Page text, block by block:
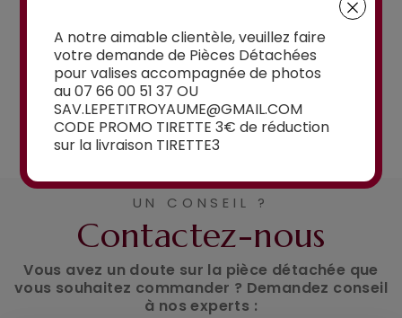
Voir la sélection
UN CONSEIL ?
Contactez-nous
Vous avez un doute sur la pièce détachée que
vous souhaitez commander ? Demandez conseil
à nos experts :
A notre aimable clientèle, veuillez faire
votre demande de Pièces Détachées
pour valises accompagnée de photos
au 07 66 00 51 37 OU
SAV.LEPETITROYAUME@GMAIL.COM
CODE PROMO TIRETTE 3€ de réduction
sur la livraison TIRETTE3